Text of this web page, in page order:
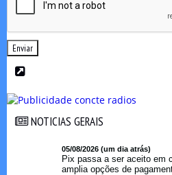
Enviar
NOTICIAS GERAIS
05/08/2026 (um dia atrás)
Pix passa a ser aceito em
amplia opções de